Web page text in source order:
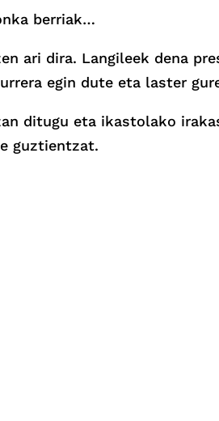
berriak…
ari dira. Langileek dena
egin dute eta laster
ditugu eta ikastolako
guztientzat.